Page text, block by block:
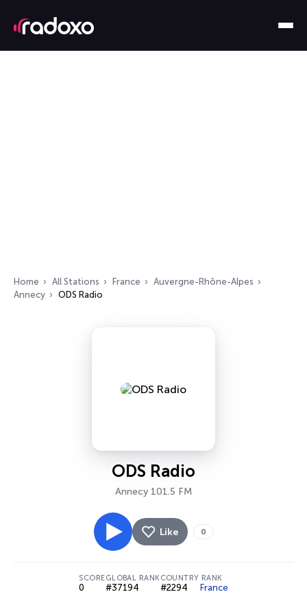
Home All Stations France
Auvergne-Rhône-Alpes
Annecy
ODS Radio
ODS Radio
Annecy 101.5 FM
Like 0
SCORE
0
GLOBAL RANK
#37194
COUNTRY RANK
#2294 France